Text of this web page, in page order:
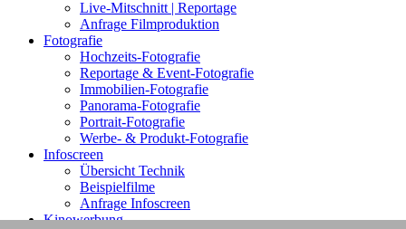
Live-Mitschnitt | Reportage
Anfrage Filmproduktion
Fotografie
Hochzeits-Fotografie
Reportage & Event-Fotografie
Immobilien-Fotografie
Panorama-Fotografie
Portrait-Fotografie
Werbe- & Produkt-Fotografie
Infoscreen
Übersicht Technik
Beispielfilme
Anfrage Infoscreen
Kinowerbung